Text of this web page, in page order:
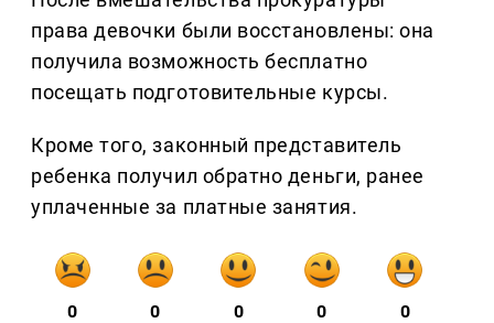
права девочки были восстановлены: она
получила возможность бесплатно
посещать подготовительные курсы.
Кроме того, законный представитель
ребенка получил обратно деньги, ранее
уплаченные за платные занятия.
0 0 0 0 0